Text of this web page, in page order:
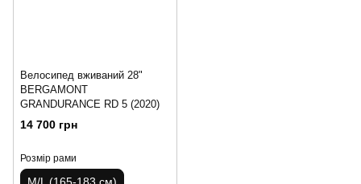
Велосипед вживаний 28"
BERGAMONT
GRANDURANCE RD 5 (2020)
14 700 грн
Розмір рами